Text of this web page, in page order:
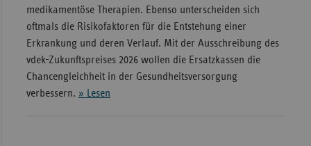
medikamentöse Therapien. Ebenso unterscheiden sich
oftmals die Risikofaktoren für die Entstehung einer
Erkrankung und deren Verlauf. Mit der Ausschreibung des
vdek-Zukunftspreises 2026 wollen die Ersatzkassen die
Chancengleichheit in der Gesundheitsversorgung
verbessern. » Lesen